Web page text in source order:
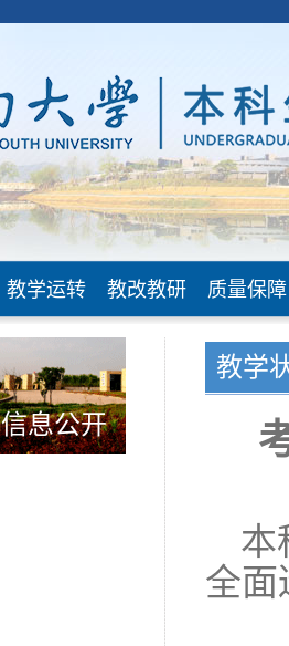
教学运转 教改教研 质量保障
信息公开
教学
本
全面